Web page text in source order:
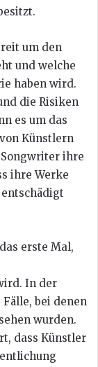
um den
und welche
haben wird.
die Risiken
es um das
Künstlern
ihre
ihre Werke
erste Mal,
In der
bei denen
wurden.
dass Künstler